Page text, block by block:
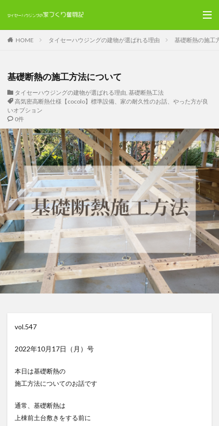
HOME タイセーハウジングの建物が選ばれる理由 基礎断熱の施工
基礎断熱の施工方法について
タイセーハウジングの建物が選ばれる理由, 基礎断熱工法
高気密高断熱仕様【cocolo】標準設備、家の耐久性のお話、やった方が良
いオプション
0件
vol.547
2022年10月17日（月）号
本日は基礎断熱の
施工方法についてのお話です
通常、基礎断熱は
上棟前土台敷きをする前に